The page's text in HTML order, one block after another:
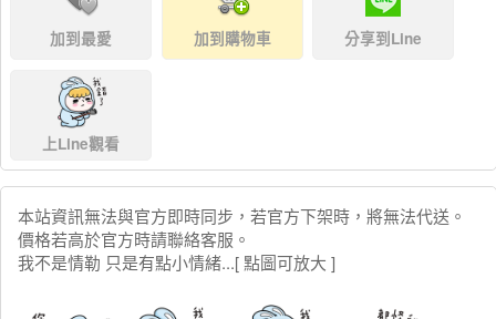
加到最愛 加到購物車 分享到Line
上Line觀看
本站資訊無法與官方即時同步，若官方下架時，將無法代送。
價格若高於官方時請聯絡客服。
我不是情勒 只是有點小情緒...[ 點圖可放大 ]